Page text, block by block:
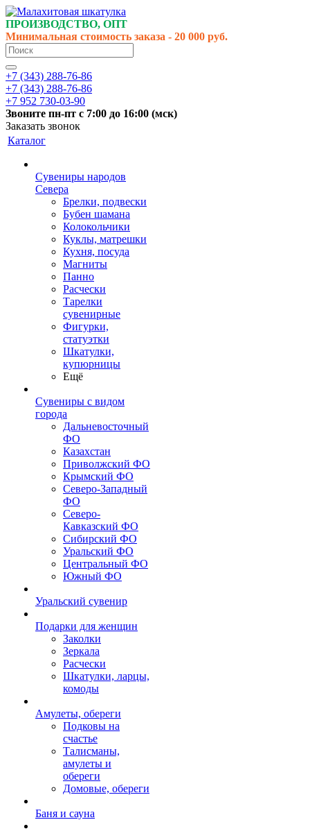
ПРОИЗВОДСТВО, ОПТ
Минимальная стоимость заказа - 20 000 руб.
+7 (343) 288-76-86
+7 (343) 288-76-86
+7 952 730-03-90
Звоните пн-пт с 7:00 до 16:00 (мск)
Заказать звонок
Каталог
Сувениры народов
Севера
Брелки, подвески
Бубен шамана
Колокольчики
Куклы, матрешки
Кухня, посуда
Магниты
Панно
Расчески
Тарелки
сувенирные
Фигурки,
статуэтки
Шкатулки,
купюрницы
Ещё
Сувениры с видом
города
Дальневосточный
ФО
Казахстан
Приволжский ФО
Крымский ФО
Северо-Западный
ФО
Северо-
Кавказский ФО
Сибирский ФО
Уральский ФО
Центральный ФО
Южный ФО
Уральский сувенир
Подарки для женщин
Заколки
Зеркала
Расчески
Шкатулки, ларцы,
комоды
Амулеты, обереги
Подковы на
счастье
Талисманы,
амулеты и
обереги
Домовые, обереги
Баня и сауна